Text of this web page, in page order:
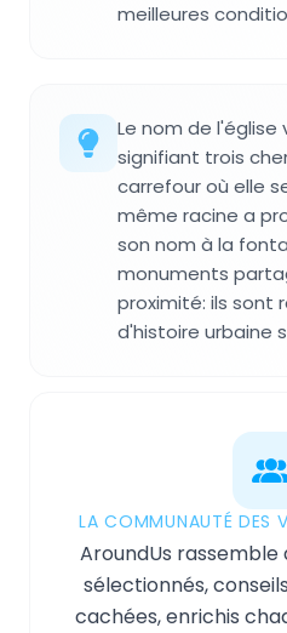
meilleures
Le nom de l'église
signifiant trois
carrefour où elle
même racine a
son nom à la
monuments
proximité: ils sont
d'histoire urbaine
LA COMMUNAUTÉ DES
AroundUs rassemble
sélectionnés,
cachées, enrichis